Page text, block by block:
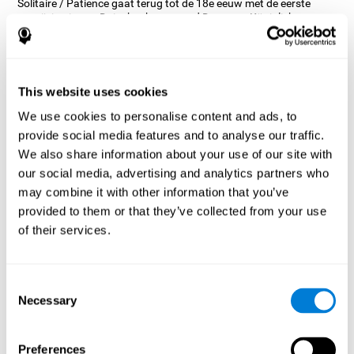
This website uses cookies
We use cookies to personalise content and ads, to
provide social media features and to analyse our traffic.
We also share information about your use of our site with
our social media, advertising and analytics partners who
may combine it with other information that you’ve
provided to them or that they’ve collected from your use
of their services.
Selection
Necessary
Preferences
Solitaire / Patience gaat terug tot de 18e eeuw met de eerste
verwijzing in een Duits boek genaamd Das neue Königliche
L'Hombre-Spiel uit 1783. In die verwijzing lijkt het te gaan om een
competitief kaartspel, maar het lijkt er eigenlijk op dat het spel zijn
Er zijn vele vormen van Solitaire, de meest klassieke heet Klondike
en wordt gebruikt in de computer- en mobiele versies. CogniFit,
zag dat het een spel is met zoveel geschiedenis en veelzijdigheid,
besloot om dit klassieke spel aan te passen om verschillende
cognitieve vaardigheden te trainen, zoals het korte-termijn
geheugen, planning en observatie.
Hoe verbetert het hersenspel
"Solitaire" mijn cognitieve
vaardigheden?
patroon helpt neurale netwerken te reorganiseren en verzwakte
of beschadigde cognitieve functies te herstellen.
verband houden met planning. Het consequent stimuleren van